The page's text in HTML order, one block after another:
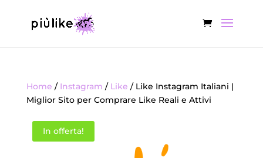
Home / Instagram / Like / Like Instagram Italiani |
Miglior Sito per Comprare Like Reali e Attivi
In offerta!